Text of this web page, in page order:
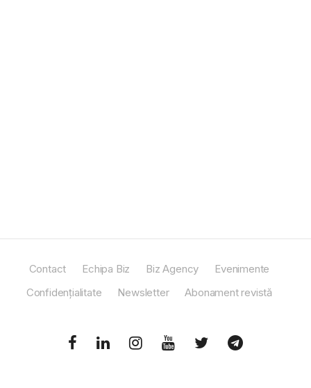
Contact Echipa Biz Biz Agency
Evenimente
Confidențialitate
Newsletter Abonament revistă